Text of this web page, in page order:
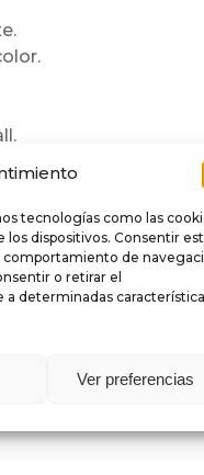
tecnologías como las
los dispositivos. Consentir
de
o retirar el
determinadas
Ver preferencias